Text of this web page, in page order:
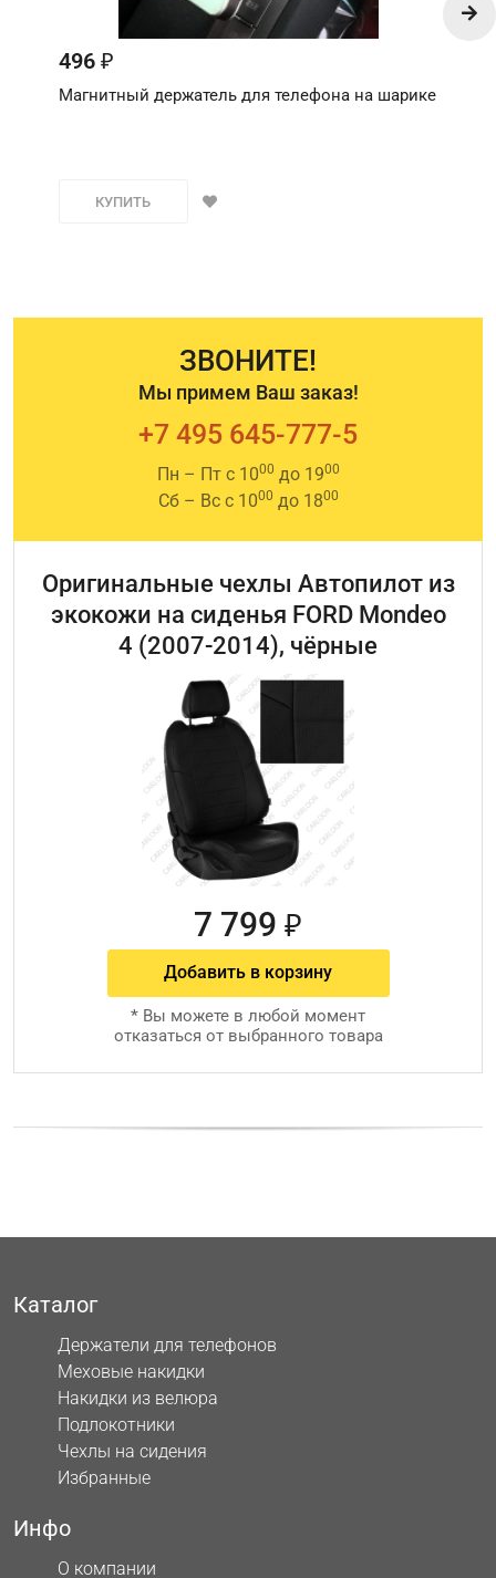
496 ₽
Магнитный держатель для телефона на шарике
КУПИТЬ
ЗВОНИТЕ!
Мы примем Ваш заказ!
+7 495 645-777-5
Пн – Пт с 1000 до 1900
Сб – Вс с 1000 до 1800
Оригинальные чехлы Автопилот из
экокожи на сиденья FORD Mondeo
4 (2007-2014), чёрные
7 799 ₽
Добавить в корзину
* Вы можете в любой момент
отказаться от выбранного товара
Каталог
Держатели для телефонов
Меховые накидки
Накидки из велюра
Подлокотники
Чехлы на сидения
Избранные
Инфо
О компании